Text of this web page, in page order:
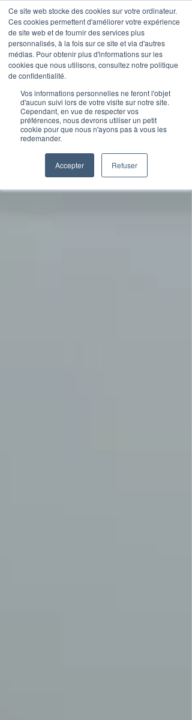
Ce site web stocke des cookies sur votre ordinateur.
Ces cookies permettent d'améliorer votre expérience
de site web et de fournir des services plus
personnalisés, à la fois sur ce site et via d'autres
médias. Pour obtenir plus d'informations sur les
cookies que nous utilisons, consultez notre politique
de confidentialité.
Vos informations personnelles ne feront l'objet
d'aucun suivi lors de votre visite sur notre site.
Cependant, en vue de respecter vos
préférences, nous devrons utiliser un petit
cookie pour que nous n'ayons pas à vous les
redemander.
Accepter Refuser
Articles de blog